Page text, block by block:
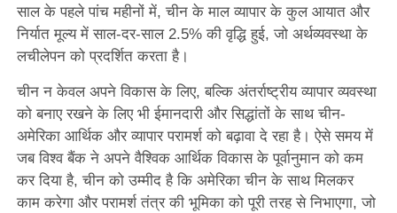
साल के पहले पांच महीनों में, चीन के माल व्यापार के कुल आयात और
निर्यात मूल्य में साल-दर-साल 2.5% की वृद्धि हुई, जो अर्थव्यवस्था के
लचीलेपन को प्रदर्शित करता है।
चीन न केवल अपने विकास के लिए, बल्कि अंतर्राष्ट्रीय व्यापार व्यवस्था
को बनाए रखने के लिए भी ईमानदारी और सिद्धांतों के साथ चीन-
अमेरिका आर्थिक और व्यापार परामर्श को बढ़ावा दे रहा है। ऐसे समय में
जब विश्व बैंक ने अपने वैश्विक आर्थिक विकास के पूर्वानुमान को कम
कर दिया है, चीन को उम्मीद है कि अमेरिका चीन के साथ मिलकर
काम करेगा और परामर्श तंत्र की भूमिका को पूरी तरह से निभाएगा, जो